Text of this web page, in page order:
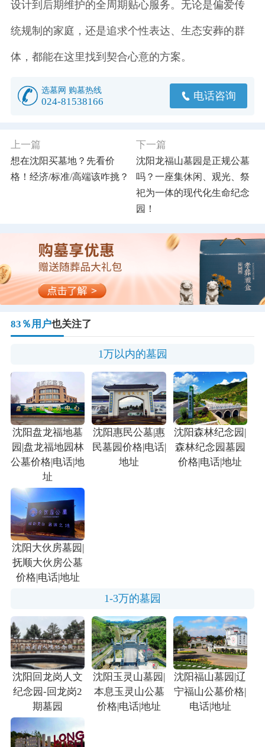
设计到后期维护的全周期贴心服务。无论是偏爱传
统规制的家庭，还是追求个性表达、生态安葬的群
体，都能在这里找到契合心意的方案。
选墓网 购墓热线
024-81538166 电话咨询
上一篇
想在沈阳买墓地？先看价
格！经济/标准/高端该咋挑？
下一篇
沈阳龙福山墓园是正规公墓
吗？一座集休闲、观光、祭
祀为一体的现代化生命纪念
园！
83％用户也关注了
1万以内的墓园
沈阳盘龙福地墓
园|盘龙福地园林
公墓价格|电话|地
址
沈阳惠民公墓|惠
民墓园价格|电话|
地址
沈阳森林纪念园|
森林纪念园墓园
价格|电话|地址
沈阳大伙房墓园|
抚顺大伙房公墓
价格|电话|地址
1-3万的墓园
沈阳回龙岗人文
纪念园-回龙岗2
期墓园
沈阳玉灵山墓园|
本息玉灵山公墓
价格|电话|地址
沈阳福山墓园|辽
宁福山公墓价格|
电话|地址